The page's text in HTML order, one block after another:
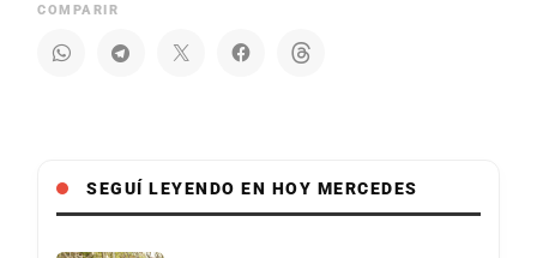
COMPARIR
SEGUÍ LEYENDO EN HOY MERCEDES